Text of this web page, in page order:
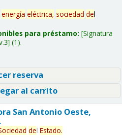
energía eléctrica, sociedad del
para préstamo: Signatura
(1).
reserva
al carrito
San Antonio Oeste,
del Estado.